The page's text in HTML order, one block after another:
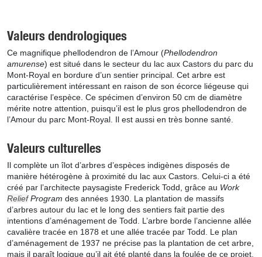
Valeurs dendrologiques
Ce magnifique phellodendron de l’Amour (Phellodendron
amurense) est situé dans le secteur du lac aux Castors du parc du
Mont-Royal en bordure d’un sentier principal. Cet arbre est
particulièrement intéressant en raison de son écorce liégeuse qui
caractérise l’espèce. Ce spécimen d’environ 50 cm de diamètre
mérite notre attention, puisqu’il est le plus gros phellodendron de
l’Amour du parc Mont-Royal. Il est aussi en très bonne santé.
Valeurs culturelles
Il complète un îlot d’arbres d’espèces indigènes disposés de
manière hétérogène à proximité du lac aux Castors. Celui-ci a été
créé par l’architecte paysagiste Frederick Todd, grâce au Work
ReliefProgram des années 1930. La plantation de massifs
d’arbres autour du lac et le long des sentiers fait partie des
intentions d’aménagement de Todd. L’arbre borde l’ancienne allée
cavalière tracée en 1878 et une allée tracée par Todd. Le plan
d’aménagement de 1937 ne précise pas la plantation de cet arbre,
mais il paraît logique qu’il ait été planté dans la foulée de ce projet.